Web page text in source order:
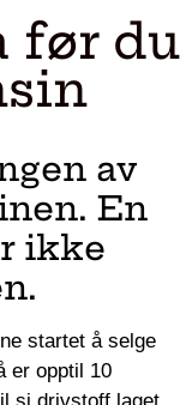
før du
av
En
ikke
startet å selge
er opptil 10
si drivstoff laget